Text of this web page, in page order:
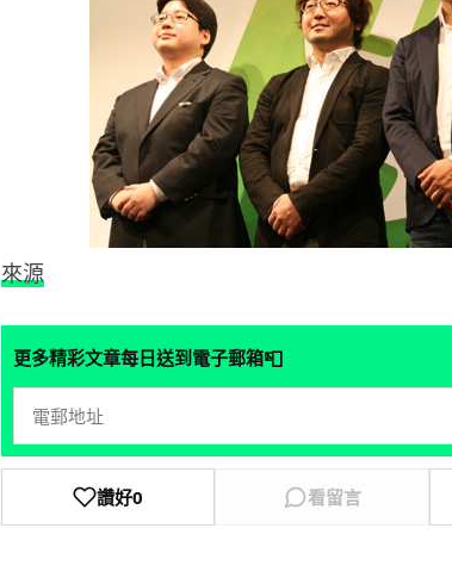
來源
更多精彩文章每日送到電子郵箱📮
讚好0 看留言